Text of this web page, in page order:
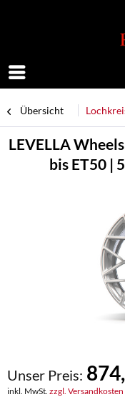
Übersicht
LEVELLA
bis ET50 |
Unser Preis:
inkl. MwSt. zzgl. Versandkosten